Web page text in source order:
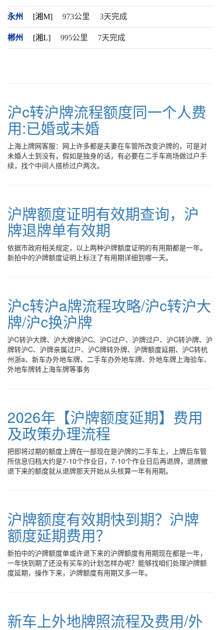
永州 [湘M] 973公里 3天完成
郴州 [湘L] 995公里 7天完成
沪c转沪牌流程额度同一个人费
用:已婚或未婚
上海上牌网客服：网上许多都是夫妻在车管所改变沪牌的，可是对
未婚人士到没有，假如是独身的话，有必要在二手车商场做过户手
续，找个中间人搭桥过户两次。
沪牌额度证明有效期查询，沪
牌退牌单有效期
依据市政府相关规定，以上两种沪牌额度证明的有用期都是一年。
新拍中的沪牌额度证明上标注了有用期详细到哪一天。
沪c转沪a牌流程攻略/沪c转沪大
牌/沪c换沪牌
沪C转沪大牌、沪大牌换沪C、沪C过户、沪牌过户、沪C转沪牌、沪
牌转沪C、沪牌亲属过户、沪C牌转外牌、沪牌额度延期、沪C转杭
州浙a、新车办外地车牌、二手车办外地车牌、外地车牌上海验车、
外地车牌转上海车牌等事务
2026年【沪牌额度延期】费用
及政策办理流程
把即将过期的额度上牌在一部现在是沪牌的二手车上，上牌后车管
所信息归档大约是7-10个作业日，7-10个作业日后再退牌，退牌撤
退下来的额度就从退牌那天开始从头核算一年有用期。
沪牌额度有效期快到期？沪牌
额度延期费用？
新拍中的沪牌额度单或许退下来的沪牌额度有用期现在都是一年，
一年快到期了还没有买车的计划怎样办呢？能够找咱们处理沪牌额
度延期，操作下来，沪牌额度有用期又多一年。
新车上外地牌照流程及费用/外